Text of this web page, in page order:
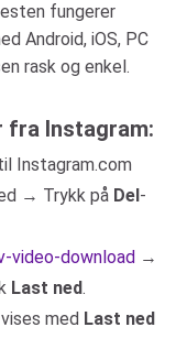
fungerer
Android, iOS, PC
rask og enkel.
fra Instagram:
Instagram.com
→ Trykk på Del-
video-download →
Last ned.
med Last ned